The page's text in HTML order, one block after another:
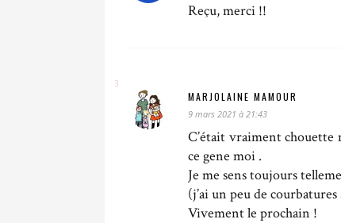
Reçu, merci !!
MARJOLAINE MAMOUR
9 mars 2021 à 21:43
C’était vraiment chouette
ce gene moi .
Je me sens toujours
(j’ai un peu de courbatures
Vivement le prochain !